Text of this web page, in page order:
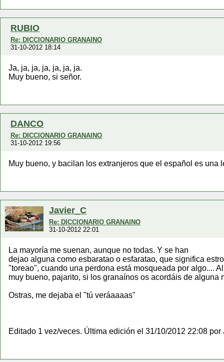
RUBIO
Re: DICCIONARIO GRANAINO
31-10-2012 18:14
Ja, ja, ja, ja, ja, ja, ja.
Muy bueno, si señor.
DANCO
Re: DICCIONARIO GRANAINO
31-10-2012 19:56
Muy bueno, y bacilan los extranjeros que el español es
Javier_C
Re: DICCIONARIO GRANAINO
31-10-2012 22:01
La mayoría me suenan, aunque no todas. Y se han
dejao alguna como esbaratao o esfaratao, que significa
"toreao", cuando una perdona está mosqueada por algo....
muy bueno, pajarito, si los granaínos os acordáis de alguna
Ostras, me dejaba el "tú veráaaaas"
Editado 1 vez/veces. Última edición el 31/10/2012 22:08 por